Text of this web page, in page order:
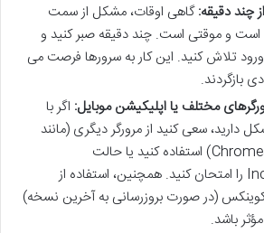
دقیقه:گاهی اوقات، مشکل از سمت
و موقتی است. چند دقیقه صبر کنید و
تلاش کنید. این کار به سرورها فرصت می
بازگردند.
مختلف یا اپلیکیشن موبایل: اگر با
دارید، سعی کنید از مرورگر دیگری (مانند
Chrome، Firefox، Brave) استفاده کنید یا حالت
Incognito/Private را امتحان کنید. همچنین، استفاده از
(در صورت بروزرسانی به آخرین نسخه)
باشد.